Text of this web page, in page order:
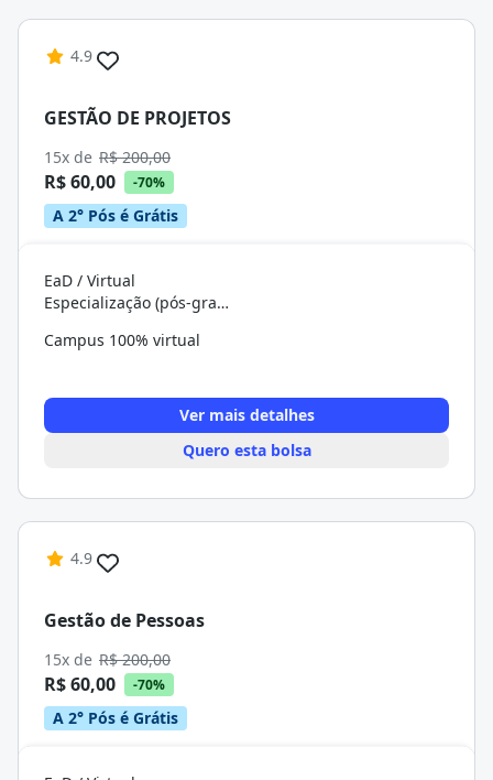
4.9
GESTÃO DE PROJETOS
15x de R$ 200,00
R$ 60,00 -70%
A 2° Pós é Grátis
EaD / Virtual
Especialização (pós-graduação)
Campus 100% virtual
Ver mais detalhes
Quero esta bolsa
4.9
Gestão de Pessoas
15x de R$ 200,00
R$ 60,00 -70%
A 2° Pós é Grátis